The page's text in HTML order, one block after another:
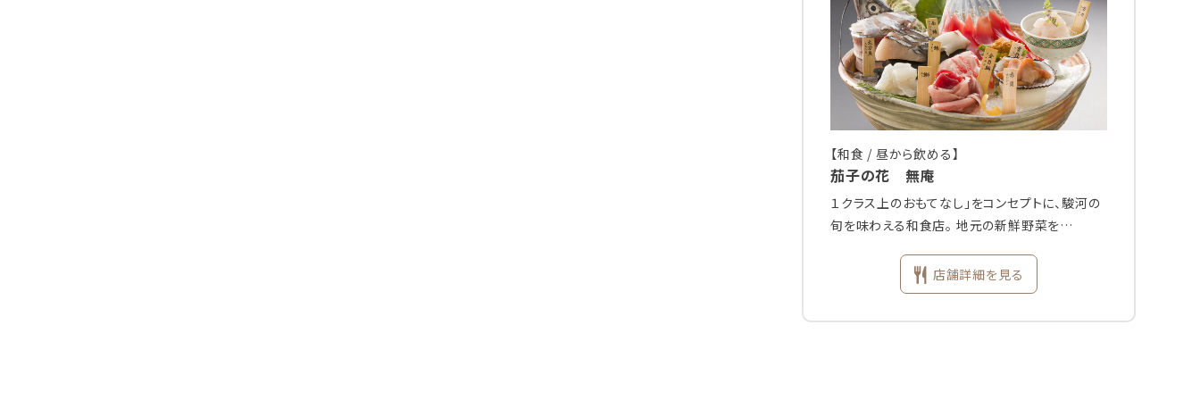
【和食 / 昼から飲める】
茄子の花 無庵
１クラス上のおもてなし」をコンセプトに、駿河の
旬を味わえる和食店。 地元の新鮮野菜を…
店舗詳細を見る